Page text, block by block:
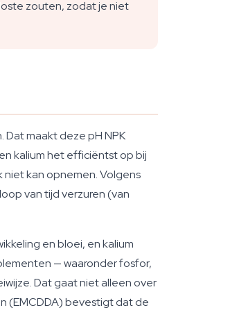
zouten, zodat je niet
maakt deze pH NPK
kalium het efficiëntst op bij
niet kan opnemen. Volgens
van tijd verzuren (van
en bloei, en kalium
— waaronder fosfor,
Dat gaat niet alleen over
(EMCDDA) bevestigt dat de